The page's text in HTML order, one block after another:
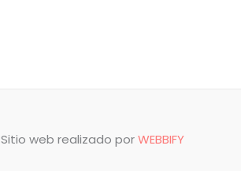
Sitio web realizado porWEBBIFY